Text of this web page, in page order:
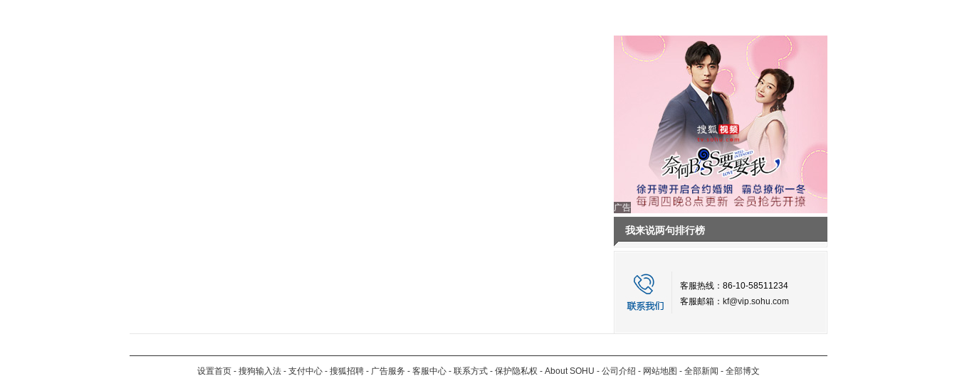
广告
我来说两句排行榜
客服热线：86-10-58511234
客服邮箱： kf@vip.sohu.com
设置首页 - 搜狗输入法 - 支付中心 - 搜狐招聘 - 广告服务 - 客服中心 - 联系方式 - 保护隐私权 - About SOHU - 公司介绍 - 网站地图 - 全部新闻 - 全部博文